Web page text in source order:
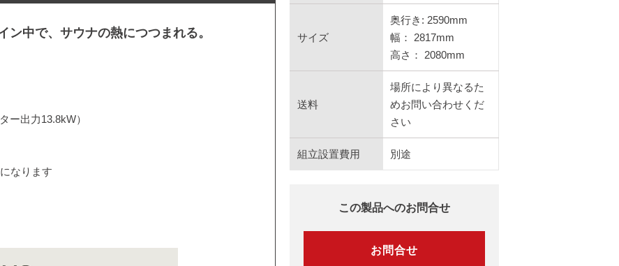
中で、サウナの熱につつまれる。
ー出力13.8kW）
なります
サイズ
奥行き: 2590mm
幅： 2817mm
高さ： 2080mm
送料
場所により異なるた
めお問い合わせくだ
さい
組立設置費用 別途
この製品へのお問合せ
お問合せ